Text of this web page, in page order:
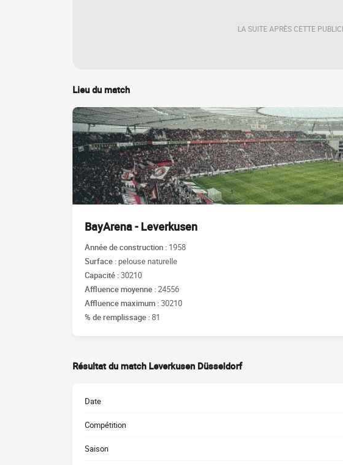
LA SUITE APRÈS CETTE
Lieu du match
BayArena - Leverkusen
Année de construction : 1958
Surface : pelouse naturelle
Capacité :30210
Affluence moyenne :24556
Affluence maximum :30210
% de remplissage :81
Résultat du match Leverkusen Düsseldorf
Date
Compétition
Saison